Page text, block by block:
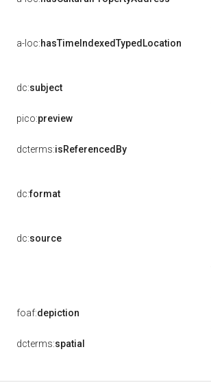
a-loc:hasTimeIndexedTypedLocation
dc:subject
pico:preview
dcterms:isReferencedBy
dc:format
dc:source
foaf:depiction
dcterms:spatial